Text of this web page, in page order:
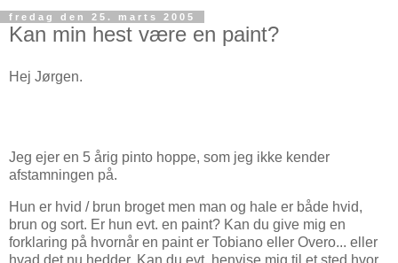
fredag den 25. marts 2005
Kan min hest være en paint?
Hej Jørgen.
Jeg ejer en 5 årig pinto hoppe, som jeg ikke kender
afstamningen på.
Hun er hvid / brun broget men man og hale er både hvid,
brun og sort. Er hun evt. en paint? Kan du give mig en
forklaring på hvornår en paint er Tobiano eller Overo... eller